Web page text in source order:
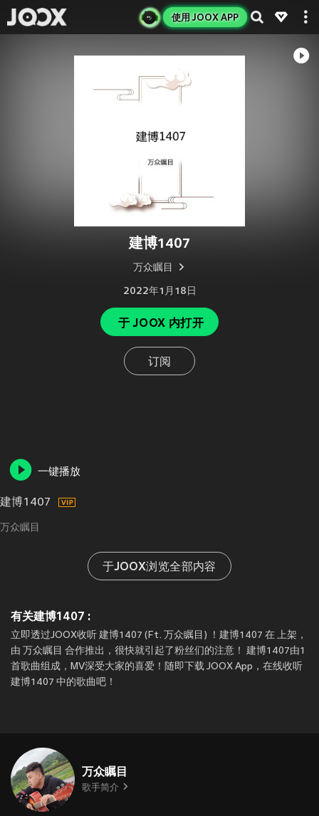
使用 JOOX APP
建博1407
万众瞩目
2022年1月18日
于 JOOX 内打开
订阅
一键播放
建博1407
万众瞩目
于JOOX浏览全部内容
有关建博1407 :
立即透过JOOX收听 建博1407 (Ft. 万众瞩目) ！建博1407 在 上架，
由 万众瞩目 合作推出，很快就引起了粉丝们的注意！ 建博1407由1
首歌曲组成，MV深受大家的喜爱！随即下载 JOOX App，在线收听
建博1407 中的歌曲吧！
万众瞩目
歌手简介